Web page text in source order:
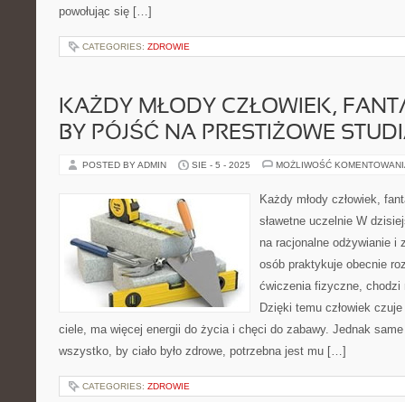
powołując się […]
CATEGORIES: ZDROWIE
KAŻDY MŁODY CZŁOWIEK,
BY PÓJŚĆ NA PRESTIŻOWE
POSTED BY ADMIN SIE - 5 - 2025 MOŻLIWOŚĆ
Każdy młody człowiek,
sławetne uczelnie W
na racjonalne odżywianie i
osób praktykuje obecnie
ćwiczenia fizyczne, chodzi
Dzięki temu człowiek
ciele, ma więcej energii do życia i chęci do zabawy. Jednak
wszystko, by ciało było zdrowe, potrzebna jest mu […]
CATEGORIES: ZDROWIE